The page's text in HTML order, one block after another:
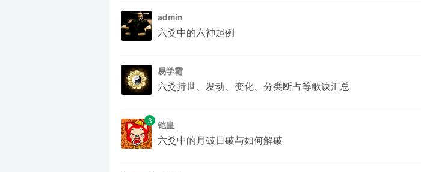
admin
六爻中的六神起例
易学霸
六爻持世、发动、变化、分类断占等歌诀汇总
3 铠皇
六爻中的月破日破与如何解破